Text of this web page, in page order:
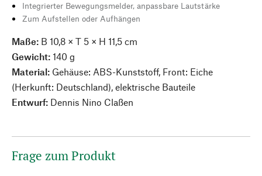
Integrierter Bewegungsmelder, anpassbare Lautstärke
Zum Aufstellen oder Aufhängen
Maße: B 10,8 × T 5 × H 11,5 cm
Gewicht: 140 g
Material: Gehäuse: ABS-Kunststoff, Front: Eiche
(Herkunft: Deutschland), elektrische Bauteile
Entwurf: Dennis Nino Claßen
Frage zum Produkt